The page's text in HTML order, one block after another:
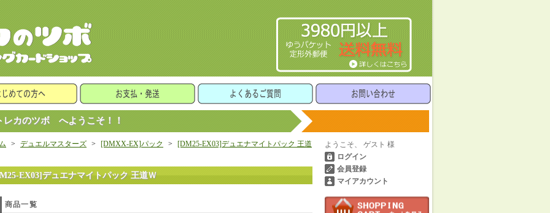
カのツボ へようこそ！！
> デュエルマスターズ > [DMXX-EX]パック > [DM25-EX03]デュエナマイトパック 王道
EX03]デュエナマイトパック 王道Ｗ
商品一覧
ようこそ、 ゲスト 様
ログイン
会員登録
マイアカウント